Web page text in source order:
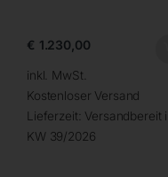
€ 1.230,00
inkl. MwSt.
Kostenloser Versand
Lieferzeit: Versandbereit
KW 39/2026